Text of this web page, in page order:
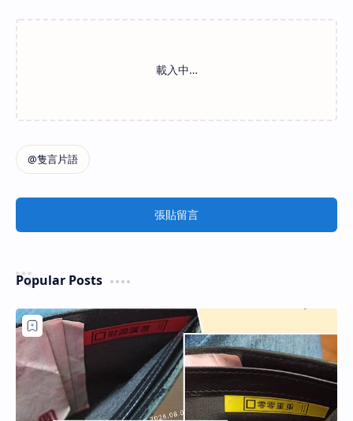
張貼留言
Popular Posts